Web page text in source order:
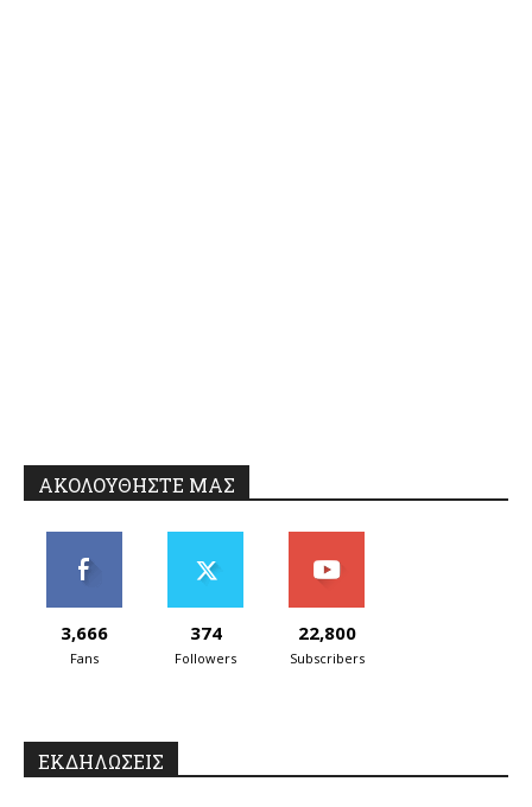
ΑΚΟΛΟΥΘΗΣΤΕ ΜΑΣ
3,666
Fans
374
Followers
22,800
Subscribers
ΕΚΔΗΛΩΣΕΙΣ